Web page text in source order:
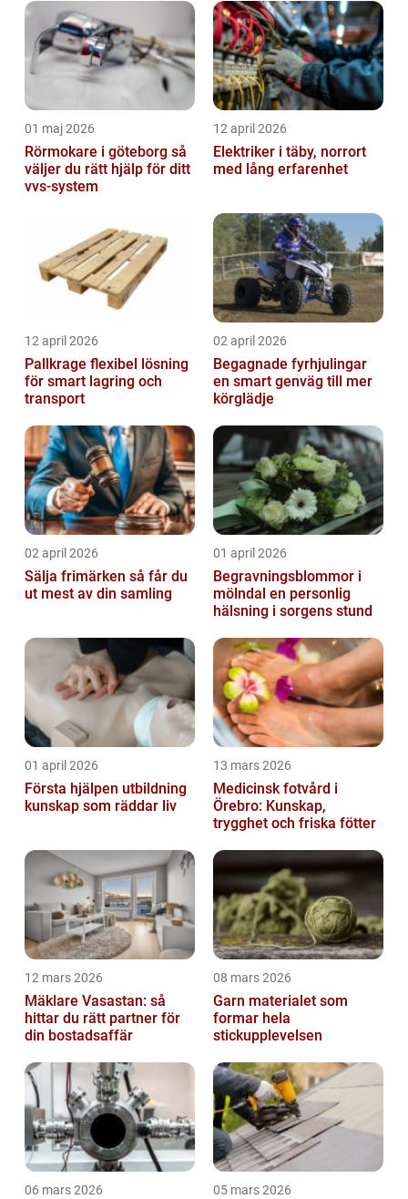
01 maj 2026
Rörmokare i göteborg så
väljer du rätt hjälp för ditt
vvs-system
12 april 2026
Elektriker i täby, norrort
med lång erfarenhet
12 april 2026
Pallkrage flexibel lösning
för smart lagring och
transport
02 april 2026
Begagnade fyrhjulingar
en smart genväg till mer
körglädje
02 april 2026
Sälja frimärken så får du
ut mest av din samling
01 april 2026
Begravningsblommor i
mölndal en personlig
hälsning i sorgens stund
01 april 2026
Första hjälpen utbildning
kunskap som räddar liv
13 mars 2026
Medicinsk fotvård i
Örebro: Kunskap,
trygghet och friska fötter
12 mars 2026
Mäklare Vasastan: så
hittar du rätt partner för
din bostadsaffär
08 mars 2026
Garn materialet som
formar hela
stickupplevelsen
06 mars 2026 05 mars 2026